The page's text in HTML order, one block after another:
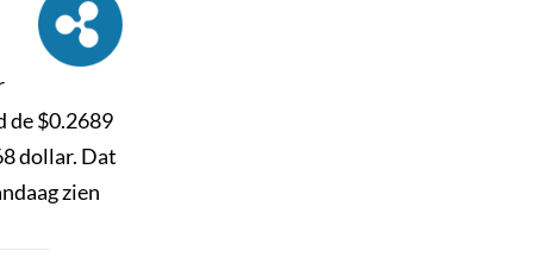
de $0.2689
dollar. Dat
zien